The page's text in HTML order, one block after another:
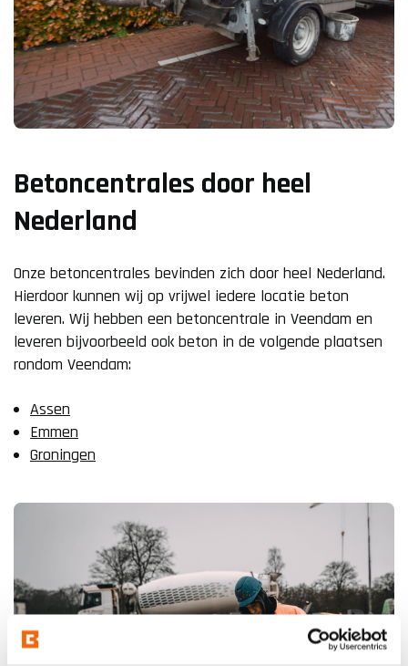
Betoncentrales door heel
Nederland
Onze betoncentrales bevinden zich door heel Nederland.
Hierdoor kunnen wij op vrijwel iedere locatie beton
leveren. Wij hebben een betoncentrale in Veendam en
leveren bijvoorbeeld ook beton in de volgende plaatsen
rondom Veendam:
Assen
Emmen
Groningen